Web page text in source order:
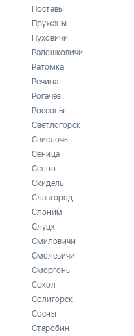
Поставы
Пружаны
Пуховичи
Радошковичи
Ратомка
Речица
Рогачев
Россоны
Светлогорск
Свислочь
Сеница
Сенно
Скидель
Славгород
Слоним
Слуцк
Смиловичи
Смолевичи
Сморгонь
Сокол
Солигорск
Сосны
Старобин